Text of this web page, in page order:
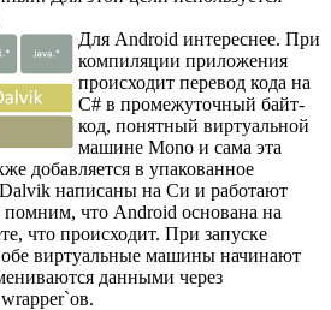
Для Android интереснее. При
компиляции приложения
происходит перевод кода на
C# в промежуточный байт-
код, понятный виртуальной
машине Mono и сама эта
добавляется в упакованное
написаны на Си и работают
что Android основана на
что происходит. При запуске
виртуальные машины начинают
данными через